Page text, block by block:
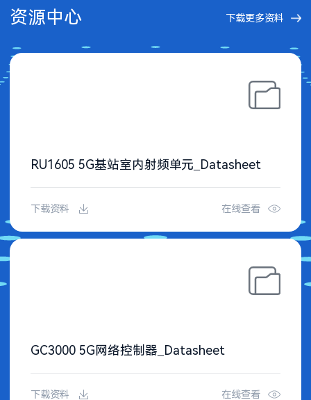
资源中心 下载更多资料
RU1605 5G基站室内射频单元_Datasheet
下载资料 在线查看
GC3000 5G网络控制器_Datasheet
下载资料 在线查看